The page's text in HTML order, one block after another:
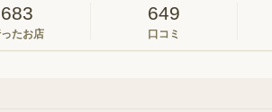
683
たお店
649
口コミ